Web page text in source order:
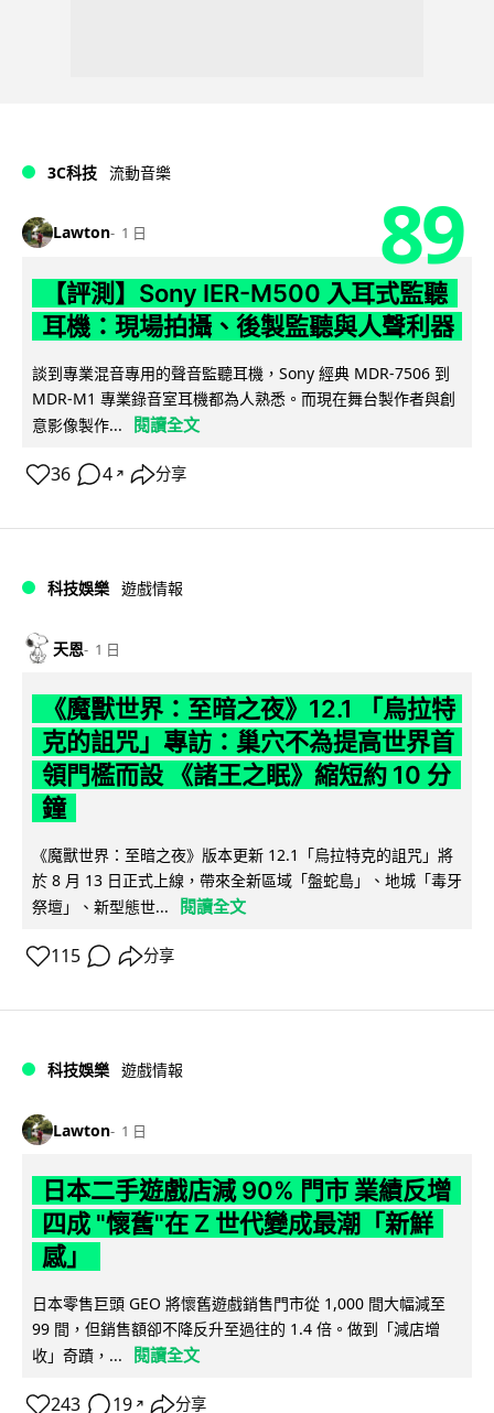
3C科技 流動音樂
Lawton 1 日 89
【評測】Sony IER-M500 入耳式監聽
耳機：現場拍攝、後製監聽與人聲利器
談到專業混音專用的聲音監聽耳機，Sony 經典 MDR-7506 到
MDR-M1 專業錄音室耳機都為人熟悉。而現在舞台製作者與創
意影像製作...
閱讀全文
36 4 ↗ 分享
科技娛樂 遊戲情報
天恩 1 日
《魔獸世界：至暗之夜》12.1 「烏拉特
克的詛咒」專訪：巢穴不為提高世界首
領門檻而設 《諸王之眠》縮短約 10 分
鐘
《魔獸世界：至暗之夜》版本更新 12.1「烏拉特克的詛咒」將
於 8 月 13 日正式上線，帶來全新區域「盤蛇島」、地城「毒牙
祭壇」、新型態世...
閱讀全文
115 分享
科技娛樂 遊戲情報
Lawton 1 日
日本二手遊戲店減 90% 門市 業績反增
四成 "懷舊"在 Z 世代變成最潮「新鮮
感」
日本零售巨頭 GEO 將懷舊遊戲銷售門市從 1,000 間大幅減至
99 間，但銷售額卻不降反升至過往的 1.4 倍。做到「減店增
收」奇蹟，...
閱讀全文
243 19 ↗ 分享